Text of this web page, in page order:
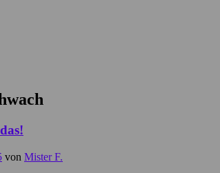
von Mister F.